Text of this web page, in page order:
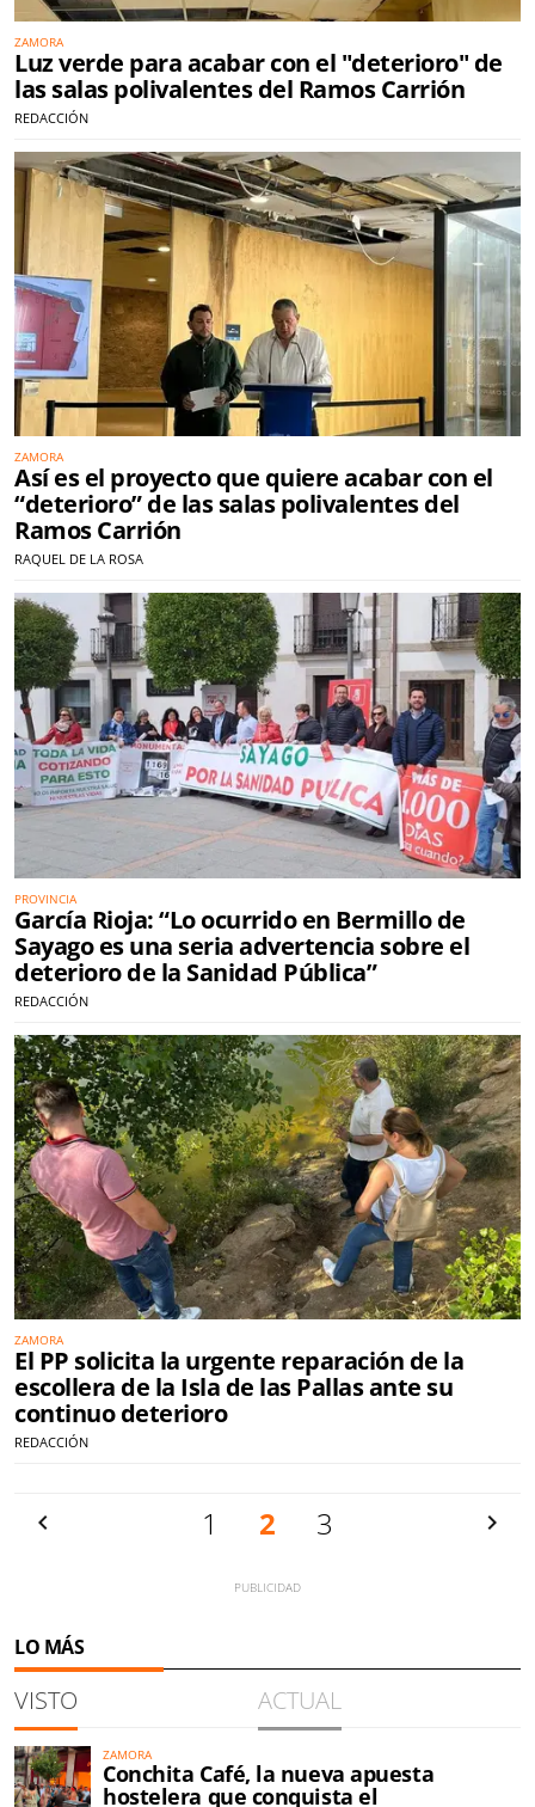
ZAMORA
Luz verde para acabar con el "deterioro" de
las salas polivalentes del Ramos Carrión
REDACCIÓN
ZAMORA
Así es el proyecto que quiere acabar con el
“deterioro” de las salas polivalentes del
Ramos Carrión
RAQUEL DE LA ROSA
PROVINCIA
García Rioja: “Lo ocurrido en Bermillo de
Sayago es una seria advertencia sobre el
deterioro de la Sanidad Pública”
REDACCIÓN
ZAMORA
El PP solicita la urgente reparación de la
escollera de la Isla de las Pallas ante su
continuo deterioro
REDACCIÓN
1 2 3
LO MÁS
VISTO ACTUAL
ZAMORA
Conchita Café, la nueva apuesta
hostelera que conquista el